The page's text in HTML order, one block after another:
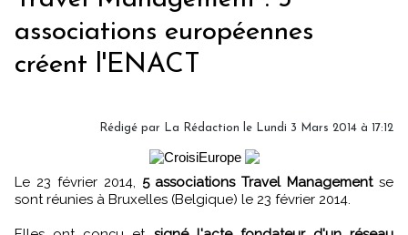
associations européennes
créent l'ENACT
Rédigé par La Rédaction le Lundi 3 Mars 2014 à 17:12
Le 23 février 2014, 5 associations Travel Managementse
sont réunies à Bruxelles (Belgique) le 23 février 2014.